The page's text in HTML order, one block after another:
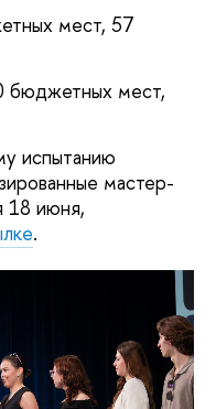
мест, 57
бюджетных мест,
испытанию
мастер-
18 июня,
.